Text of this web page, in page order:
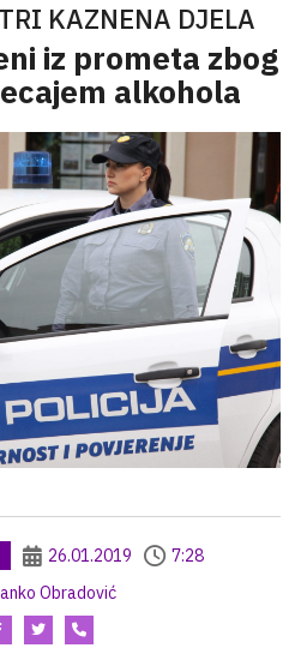
KAZNENA DJELA
iz prometa zbog
alkohola
26.01.2019
7:28
Obradović